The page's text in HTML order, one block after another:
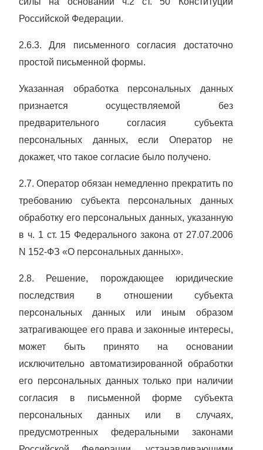
Российской Федерации.
2.6.3. Для письменного согласия достаточно
простой письменной формы.
Указанная обработка персональных данных
признается осуществляемой без
предварительного согласия субъекта
персональных данных, если Оператор не
докажет, что такое согласие было получено.
2.7. Оператор обязан немедленно прекратить по
требованию субъекта персональных данных
обработку его персональных данных, указанную
в ч. 1 ст. 15 Федерального закона от 27.07.2006
N 152-ФЗ «О персональных данных».
2.8. Решение, порождающее юридические
последствия в отношении субъекта
персональных данных или иным образом
затрагивающее его права и законные интересы,
может быть принято на основании
исключительно автоматизированной обработки
его персональных данных только при наличии
согласия в письменной форме субъекта
персональных данных или в случаях,
предусмотренных федеральными законами